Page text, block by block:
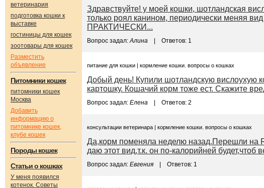
ветеринария
подготовка кошки к
выставке
гостиницы для кошек
зоотовары для кошек
Разместить
объявление
Питомники кошек
питомники кошек
Москва
Добавить
информацию о
питомнике кошек,
клубе кошек
Породы кошек
Статьи о кошках
У меня появился
котенок. Советы
Здравствуйте! у моей кошки, шотландская
только роял канином, периодически меняя
ПРАКТИЧЕСКИ...
Вопрос задал:Алина | Ответов: 1
питание для кошки | кормление кошки. вопросы о кошках
Добый день! Купили шотландскую вислоухую
картошку. Кошачий корм тоже ест. Скажите
Вопрос задал: Елена | Ответов: 2
консультации ветеринара | кормление кошки. вопросы о кошках
Да,корм поменяла неделю назад.Перешли на
даю этот вид,т.к. он по-калорийней
Вопрос задал: Евгения | Ответов: 1